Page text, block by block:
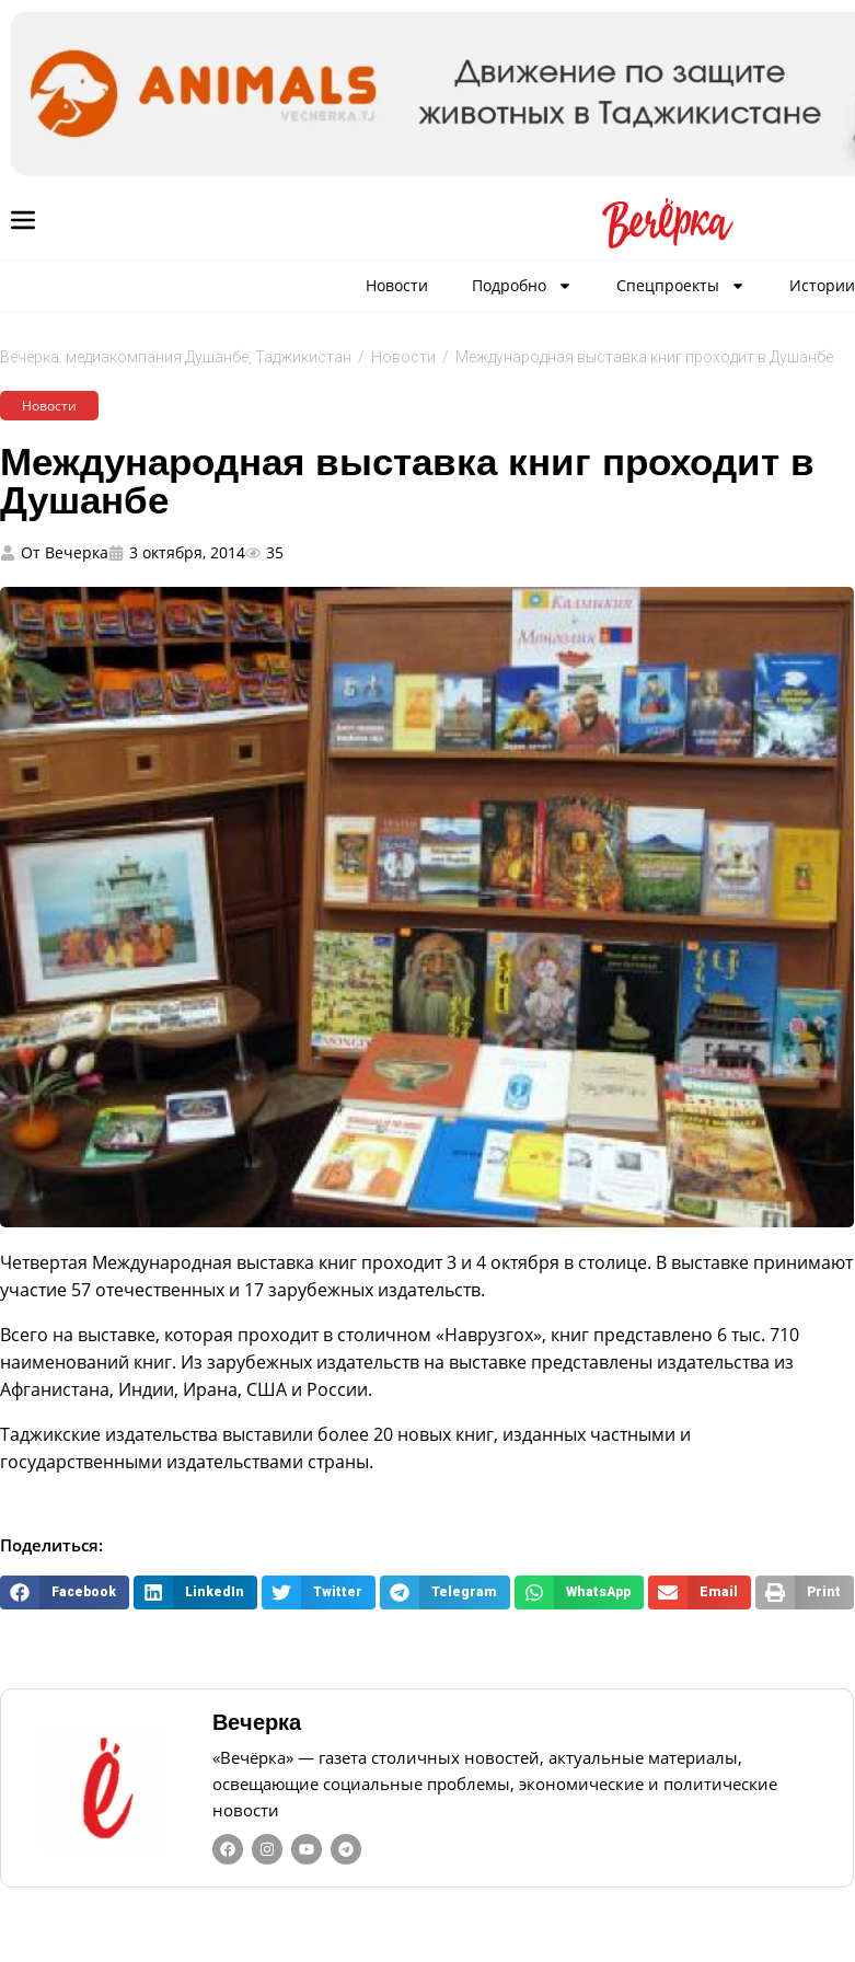
Новости Подробно Спецпроекты Истории
Вечёрка: медиакомпания Душанбе, Таджикистан / Новости / Международная выставка книг проходит в Душанбе
Новости
Международная выставка книг проходит в
Душанбе
От Вечерка 3 октября, 2014 35
Четвертая Международная выставка книг проходит 3 и 4 октября в столице. В выставке принимают
участие 57 отечественных и 17 зарубежных издательств.
Всего на выставке, которая проходит в столичном «Наврузгох», книг представлено 6 тыс. 710
наименований книг. Из зарубежных издательств на выставке представлены издательства из
Афганистана, Индии, Ирана, США и России.
Таджикские издательства выставили более 20 новых книг, изданных частными и
государственными издательствами страны.
Поделиться:
Facebook LinkedIn Twitter Telegram WhatsApp Email Print
Вечерка
«Вечёрка» — газета столичных новостей, актуальные материалы,
освещающие социальные проблемы, экономические и политические
новости